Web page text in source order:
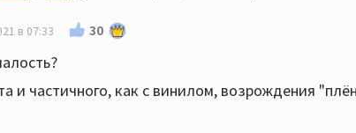
в 07:33 30
и частичного, как с винилом, возрождения